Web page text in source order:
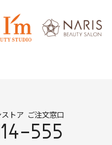
トア ご注文窓口
555